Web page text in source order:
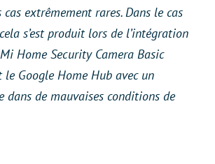
cas extrêmement rares. Dans le cas
s’est produit lors de l’intégration
Home Security Camera Basic
le Google Home Hub avec un
dans de mauvaises conditions de